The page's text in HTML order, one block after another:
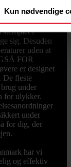
Kun nødvendige
skal bruge
er
stemplet i
sig. Desuden
uden at
FOR
er designet
De fleste
under
for ulykker.
under
for dig, der
har vi
og effektiv